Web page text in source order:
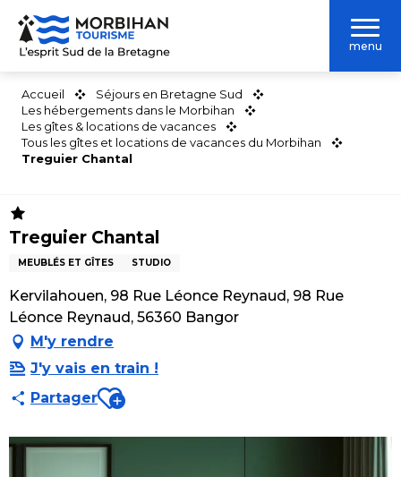
Aller
contenu
menu
Accueil
Séjours en Bretagne Sud
Les hébergements dans le Morbihan
Les gîtes & locations de vacances
Tous les gîtes et locations de vacances du Morbihan
Treguier Chantal
Treguier Chantal
MEUBLÉS ET GÎTES STUDIO
Kervilahouen, 98 Rue Léonce Reynaud, 98 Rue
Léonce Reynaud, 56360 Bangor
M'y rendre
J'y vais en train !
PartagerAjouter aux favoris